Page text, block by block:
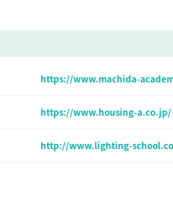
https://www.machida-
https://www.housing-a.co.jp/
http://www.lighting-